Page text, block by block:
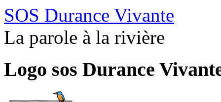
SOS Durance Vivante
La parole à la rivière
Logo sos Durance